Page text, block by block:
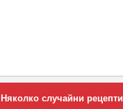
Няколко случайни рецепти